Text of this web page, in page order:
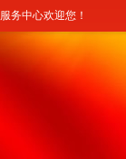
务中心欢迎您！